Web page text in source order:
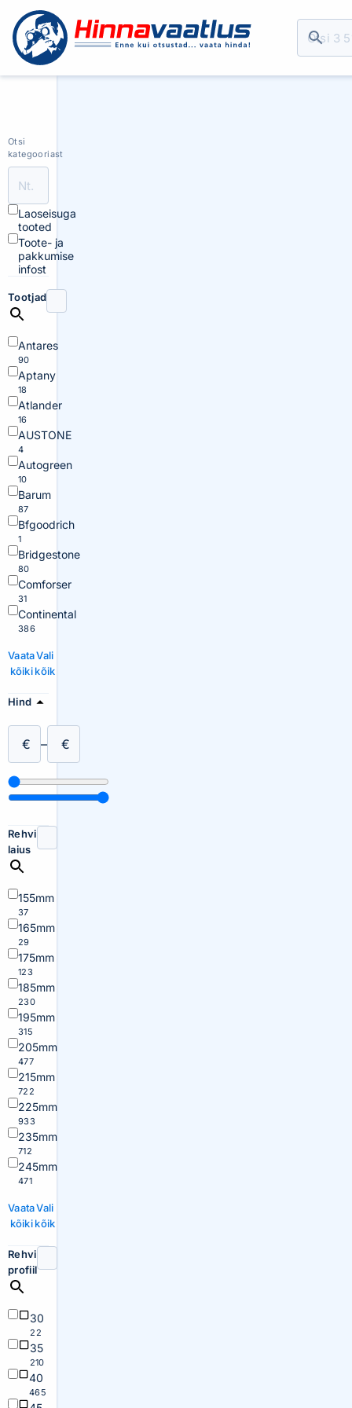
Otsi
kategooriast
Laoseisuga
tooted
Toote- ja
pakkumise
infost
Tootjad
Antares
90
Aptany
18
Atlander
16
AUSTONE
4
Autogreen
10
Barum
87
Bfgoodrich
1
Bridgestone
80
Comforser
31
Continental
386
Vaata
kõiki
Vali
kõik
Hind
€ – €
Rehvi
laius
155mm
37
165mm
29
175mm
123
185mm
230
195mm
315
205mm
477
215mm
722
225mm
933
235mm
712
245mm
471
Vaata
kõiki
Vali
kõik
Rehvi
profiil
30
22
35
210
40
465